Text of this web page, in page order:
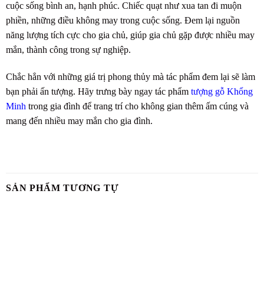
cuộc sống bình an, hạnh phúc. Chiếc quạt như xua tan đi muộn
phiền, những điều không may trong cuộc sống. Đem lại nguồn
năng lượng tích cực cho gia chủ, giúp gia chủ gặp được nhiều may
mắn, thành công trong sự nghiệp.
Chắc hẳn với những giá trị phong thủy mà tác phẩm đem lại sẽ làm
bạn phải ấn tượng. Hãy trưng bày ngay tác phẩm tượng gỗ Khổng
Minh trong gia đình để trang trí cho không gian thêm ấm cúng và
mang đến nhiều may mắn cho gia đình.
SẢN PHẨM TƯƠNG TỰ